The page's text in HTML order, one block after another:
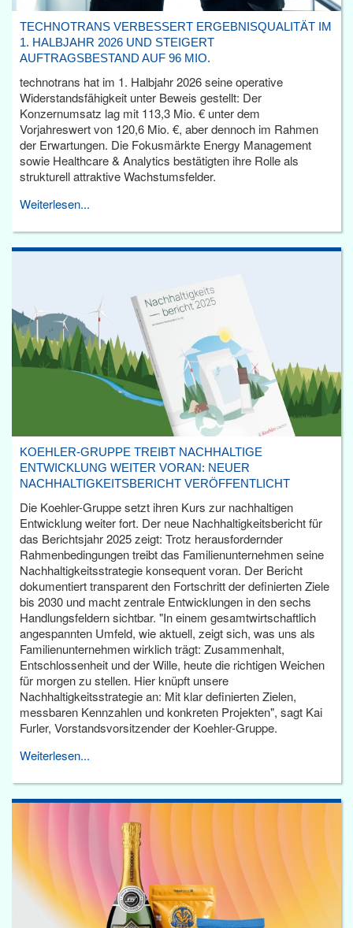
TECHNOTRANS VERBESSERT ERGEBNISQUALITÄT IM
1. HALBJAHR 2026 UND STEIGERT
AUFTRAGSBESTAND AUF 96 MIO.
technotrans hat im 1. Halbjahr 2026 seine operative
Widerstandsfähigkeit unter Beweis gestellt: Der
Konzernumsatz lag mit 113,3 Mio. € unter dem
Vorjahreswert von 120,6 Mio. €, aber dennoch im Rahmen
der Erwartungen. Die Fokusmärkte Energy Management
sowie Healthcare & Analytics bestätigten ihre Rolle als
strukturell attraktive Wachstumsfelder.
Weiterlesen...
KOEHLER-GRUPPE TREIBT NACHHALTIGE
ENTWICKLUNG WEITER VORAN: NEUER
NACHHALTIGKEITSBERICHT VERÖFFENTLICHT
Die Koehler-Gruppe setzt ihren Kurs zur nachhaltigen
Entwicklung weiter fort. Der neue Nachhaltigkeitsbericht für
das Berichtsjahr 2025 zeigt: Trotz herausfordernder
Rahmenbedingungen treibt das Familienunternehmen seine
Nachhaltigkeitsstrategie konsequent voran. Der Bericht
dokumentiert transparent den Fortschritt der definierten Ziele
bis 2030 und macht zentrale Entwicklungen in den sechs
Handlungsfeldern sichtbar. "In einem gesamtwirtschaftlich
angespannten Umfeld, wie aktuell, zeigt sich, was uns als
Familienunternehmen wirklich trägt: Zusammenhalt,
Entschlossenheit und der Wille, heute die richtigen Weichen
für morgen zu stellen. Hier knüpft unsere
Nachhaltigkeitsstrategie an: Mit klar definierten Zielen,
messbaren Kennzahlen und konkreten Projekten", sagt Kai
Furler, Vorstandsvorsitzender der Koehler-Gruppe.
Weiterlesen...